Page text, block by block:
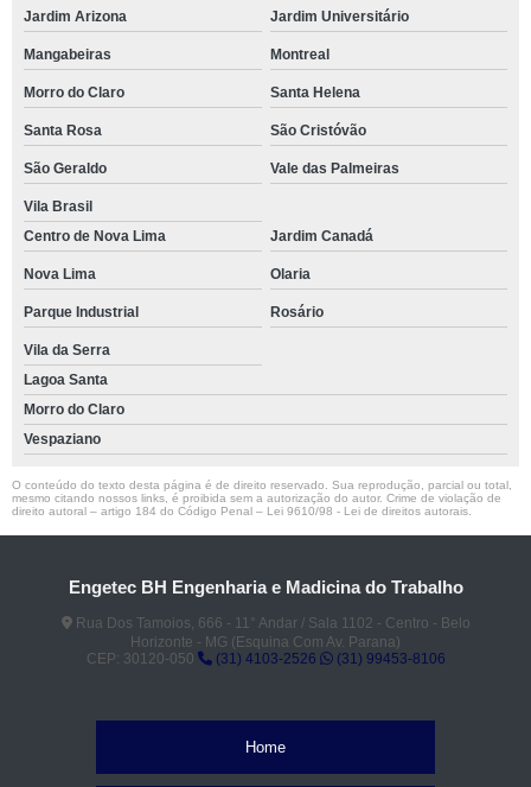
Jardim Arizona Jardim Universitário
Mangabeiras Montreal
Morro do Claro Santa Helena
Santa Rosa São Cristóvão
São Geraldo Vale das Palmeiras
Vila Brasil
Centro de Nova Lima
Jardim Canadá
Nova Lima Olaria
Parque Industrial Rosário
Vila da Serra
Lagoa Santa
Morro do Claro
Vespaziano
O conteúdo do texto desta página é de direito reservado. Sua reprodução, parcial ou total,
mesmo citando nossos links, é proibida sem a autorização do autor. Crime de violação de
direito autoral – artigo 184 do Código Penal – Lei 9610/98 - Lei de direitos autorais
Engetec BH Engenharia e Madicina do Trabalho
Rua Dos Tamoios, 666 - 11° Andar / Sala 1102 - Centro - Belo
Horizonte - MG (Esquina Com Av. Parana)
CEP: 30120-050
(31) 4103-2526 (31) 99453-8106
Home